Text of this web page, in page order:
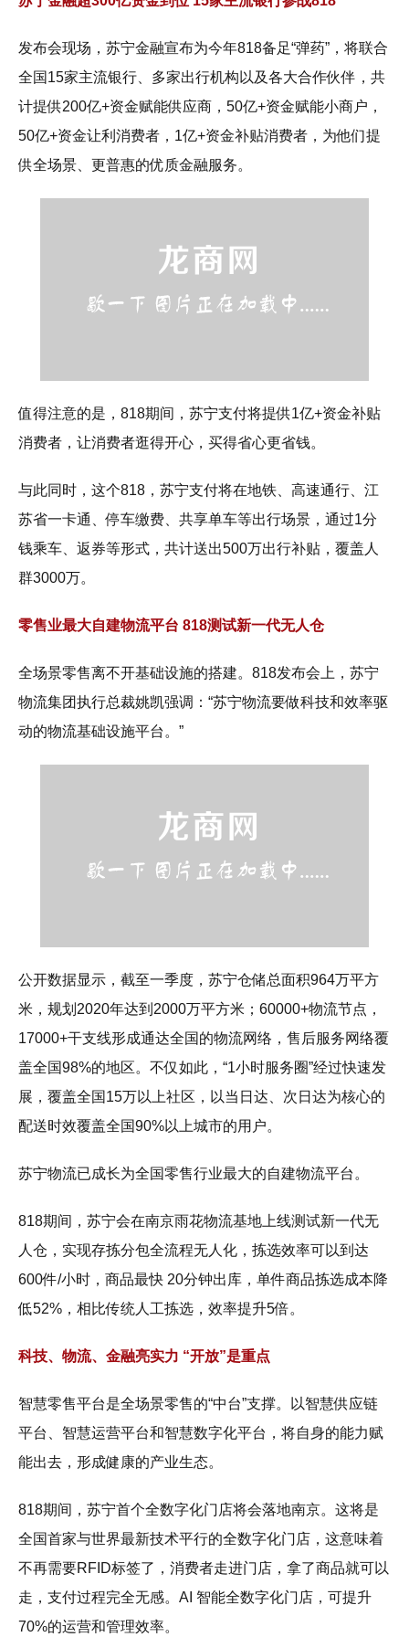
发布会现场，苏宁金融宣布为今年818备足“弹药”，将联合
全国15家主流银行、多家出行机构以及各大合作伙伴，共
计提供200亿+资金赋能供应商，50亿+资金赋能小商户，
50亿+资金让利消费者，1亿+资金补贴消费者，为他们提
供全场景、更普惠的优质金融服务。
值得注意的是，818期间，苏宁支付将提供1亿+资金补贴
消费者，让消费者逛得开心，买得省心更省钱。
与此同时，这个818，苏宁支付将在地铁、高速通行、江
苏省一卡通、停车缴费、共享单车等出行场景，通过1分
钱乘车、返券等形式，共计送出500万出行补贴，覆盖人
群3000万。
零售业最大自建物流平台 818测试新一代无人仓
全场景零售离不开基础设施的搭建。818发布会上，苏宁
物流集团执行总裁姚凯强调：“苏宁物流要做科技和效率驱
动的物流基础设施平台。”
公开数据显示，截至一季度，苏宁仓储总面积964万平方
米，规划2020年达到2000万平方米；60000+物流节点，
17000+干支线形成通达全国的物流网络，售后服务网络覆
盖全国98%的地区。不仅如此，“1小时服务圈”经过快速发
展，覆盖全国15万以上社区，以当日达、次日达为核心的
配送时效覆盖全国90%以上城市的用户。
苏宁物流已成长为全国零售行业最大的自建物流平台。
818期间，苏宁会在南京雨花物流基地上线测试新一代无
人仓，实现存拣分包全流程无人化，拣选效率可以到达
600件/小时，商品最快 20分钟出库，单件商品拣选成本降
低52%，相比传统人工拣选，效率提升5倍。
科技、物流、金融亮实力 “开放”是重点
智慧零售平台是全场景零售的“中台”支撑。以智慧供应链
平台、智慧运营平台和智慧数字化平台，将自身的能力赋
能出去，形成健康的产业生态。
818期间，苏宁首个全数字化门店将会落地南京。这将是
全国首家与世界最新技术平行的全数字化门店，这意味着
不再需要RFID标签了，消费者走进门店，拿了商品就可以
走，支付过程完全无感。AI 智能全数字化门店，可提升
70%的运营和管理效率。